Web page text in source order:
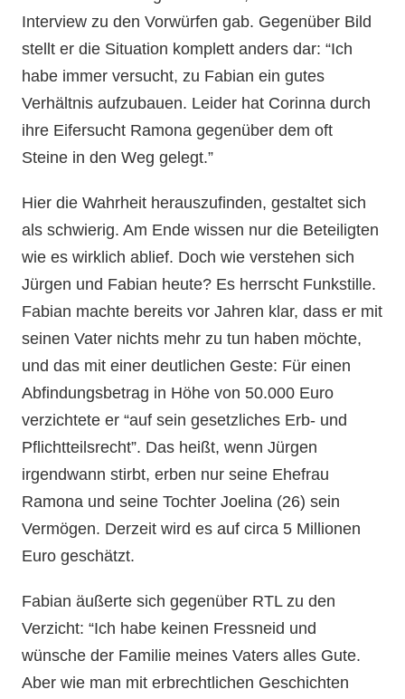
Interview zu den Vorwürfen gab. Gegenüber Bild
stellt er die Situation komplett anders dar: “Ich
habe immer versucht, zu Fabian ein gutes
Verhältnis aufzubauen. Leider hat Corinna durch
ihre Eifersucht Ramona gegenüber dem oft
Steine in den Weg gelegt.”
Hier die Wahrheit herauszufinden, gestaltet sich
als schwierig. Am Ende wissen nur die Beteiligten
wie es wirklich ablief. Doch wie verstehen sich
Jürgen und Fabian heute? Es herrscht Funkstille.
Fabian machte bereits vor Jahren klar, dass er mit
seinen Vater nichts mehr zu tun haben möchte,
und das mit einer deutlichen Geste: Für einen
Abfindungsbetrag in Höhe von 50.000 Euro
verzichtete er “auf sein gesetzliches Erb- und
Pflichtteilsrecht”. Das heißt, wenn Jürgen
irgendwann stirbt, erben nur seine Ehefrau
Ramona und seine Tochter Joelina (26) sein
Vermögen. Derzeit wird es auf circa 5 Millionen
Euro geschätzt.
Fabian äußerte sich gegenüber RTL zu den
Verzicht: “Ich habe keinen Fressneid und
wünsche der Familie meines Vaters alles Gute.
Aber wie man mit erbrechtlichen Geschichten